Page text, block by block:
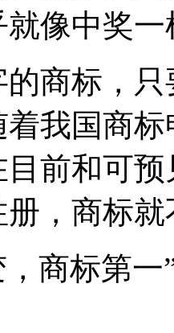
像中奖一
商标，
我国商
前和可
，商标
，商标第